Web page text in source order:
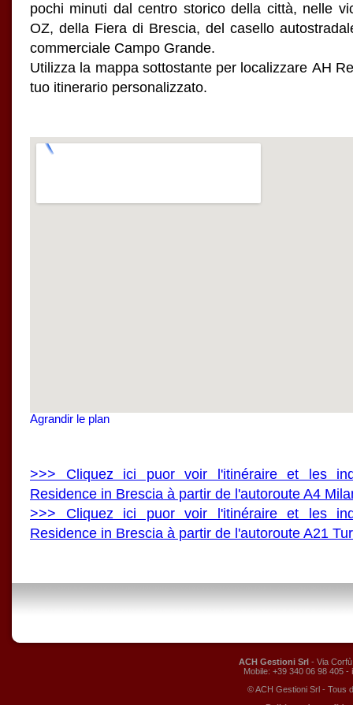
pochi minuti dal centro storico della città, nelle
OZ, della Fiera di Brescia, del casello
commerciale Campo Grande.
Utilizza la mappa sottostante per localizzare AH
tuo itinerario personalizzato.
Agrandir le plan
>>> Cliquez ici puor voir l'itinéraire et les
Residence in Brescia à partir de l'autoroute A4
>>> Cliquez ici puor voir l'itinéraire et les
Residence in Brescia à partir de l'autoroute A21
ACH Gestioni Srl - Via
Mobile: +39 340 06 98 405 -
© ACH Gestioni Srl - Tous